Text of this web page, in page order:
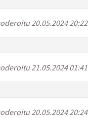
20.05.2024 20:22
21.05.2024 01:41
20.05.2024 20:24